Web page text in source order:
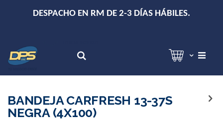
DESPACHO EN RM DE 2-3 DÍAS HÁBILES.
to
the
end
to
the
beginning
BANDEJA CARFRESH 13-37S
NEGRA (4X100)